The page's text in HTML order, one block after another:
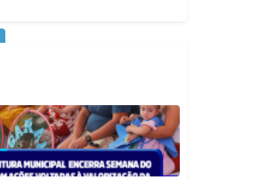
Natalino Municipal 🎁